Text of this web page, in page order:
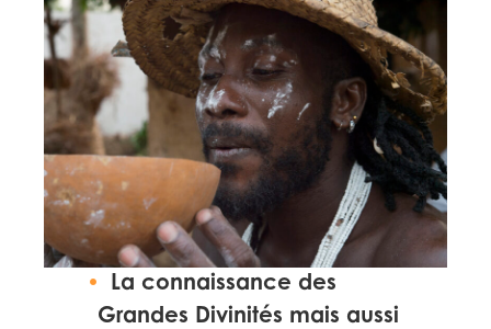
La connaissance des
Grandes Divinités mais aussi